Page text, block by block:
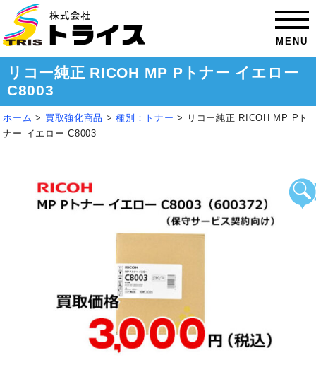
MENU
リコー純正 RICOH MP Pトナー イエロー
C8003
ホーム > 買取強化商品 >種別：トナー >
リコー純正 RICOH MP Pト
ナー イエロー C8003